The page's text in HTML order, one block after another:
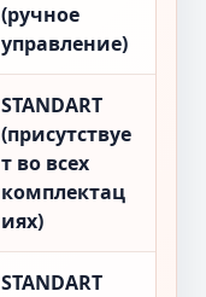
(ручное
управление)
STANDART
(присутствуе
т во всех
комплектац
иях)
STANDART